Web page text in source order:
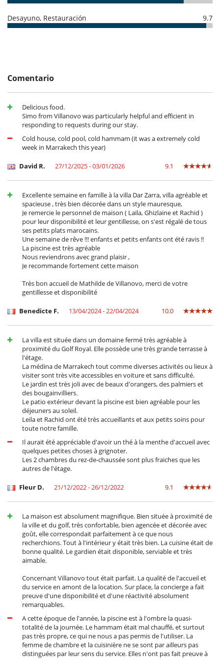
Salón
Secador
Terraza
Golf (27 hoyos)
Desayuno, Restauración 9.7
Comentario
Delicious food.
Simo from Villanovo was particularly helpful and efficient in
responding to requests during our stay.
Cold house, cold pool, cold hammam (it was a extremely cold
week in Marrakech this year)
David R. 27/12/2025 - 03/01/2026 9.1
Excellente semaine en famille à la villa Dar Zarra, villa agréable et
spacieuse , très bien décorée dans un style mauresque,
Je remercie le personnel de maison ( Laila, Ghizlaine et Rachid )
pour leur disponibilité et leur gentillesse, on s'est régalé de tous
ses petits plats marocains.
Une semaine de rêve !!! enfants et petits enfants ont été ravis !!
La piscine est très agréable
Nous reviendrons avec grand plaisir ,
Je recommande fortement cette maison
Très bon accueil de Mathilde de Villanovo, merci de votre
gentillesse et disponibilité
Benedicte F. 13/04/2024 - 22/04/2024 10.0
La villa est située dans un domaine fermé très agréable à
proximité du Golf Royal. Elle possède une très grande terrasse à
l'étage.
La médina de Marrakech tout comme diverses activités ou lieux à
visiter sont très vite accessibles en voiture et sans difficulté.
Le jardin est très joli avec de beaux d'orangers, des palmiers et
des bougainvilliers.
Le patio extérieur devant la piscine est bien agréable pour les
déjeuners au soleil.
Leila et Rachid ont été très accueillants et aux petits soins pour
toute notre famille.
Il aurait été appréciable d'avoir un thé à la menthe d'accueil avec
quelques petites choses à grignoter.
Les 2 chambres du rez-de-chaussée sont plus fraiches que les
autres de l'étage.
Fleur D. 21/12/2022 - 26/12/2022 9.1
La maison est absolument magnifique. Bien située à proximité de
la ville et du golf, très confortable, bien agencée et décorée avec
goût, elle correspondait parfaitement à ce que nous
recherchions. Tout à l'intérieur y était très bien. La cuisine était de
bonne qualité. Le gardien était disponible, serviable et très
aimable.
Concernant Villanovo tout était parfait. La qualité de l'accueil et
du service en amont de la location. Sur place, la concierge a fait
preuve d'une disponibilité et d'une réactivité absolument
remarquables.
A cette époque de l'année, la piscine est à l'ombre la quasi-
totalité de la journée. Le hammam était mal chauffé, et surtout
pas très propre, ce qui ne nous a pas permis de l'utiliser. La
femme de chambre et la cuisinière ne se sont par ailleurs pas
distinguées par leur sens du service. Elles n'ont pas fait preuve à